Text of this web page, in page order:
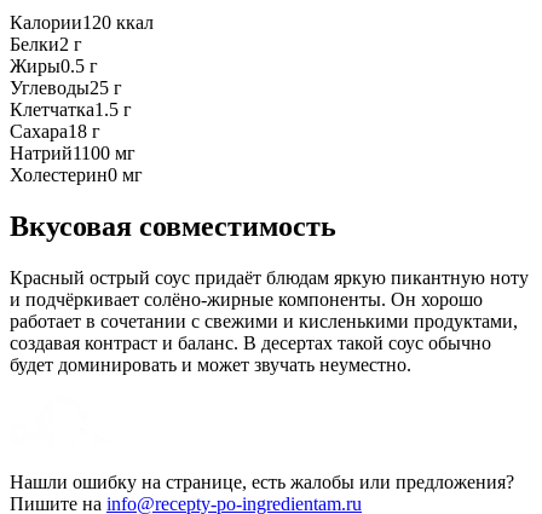
Калории120 ккал
Белки2 г
Жиры0.5 г
Углеводы25 г
Клетчатка1.5 г
Сахара18 г
Натрий1100 мг
Холестерин0 мг
Вкусовая совместимость
Красный острый соус придаёт блюдам яркую пикантную ноту
и подчёркивает солёно-жирные компоненты. Он хорошо
работает в сочетании с свежими и кисленькими продуктами,
создавая контраст и баланс. В десертах такой соус обычно
будет доминировать и может звучать неуместно.
Нашли ошибку на странице, есть жалобы или предложения?
Пишите на info@recepty-po-ingredientam.ru